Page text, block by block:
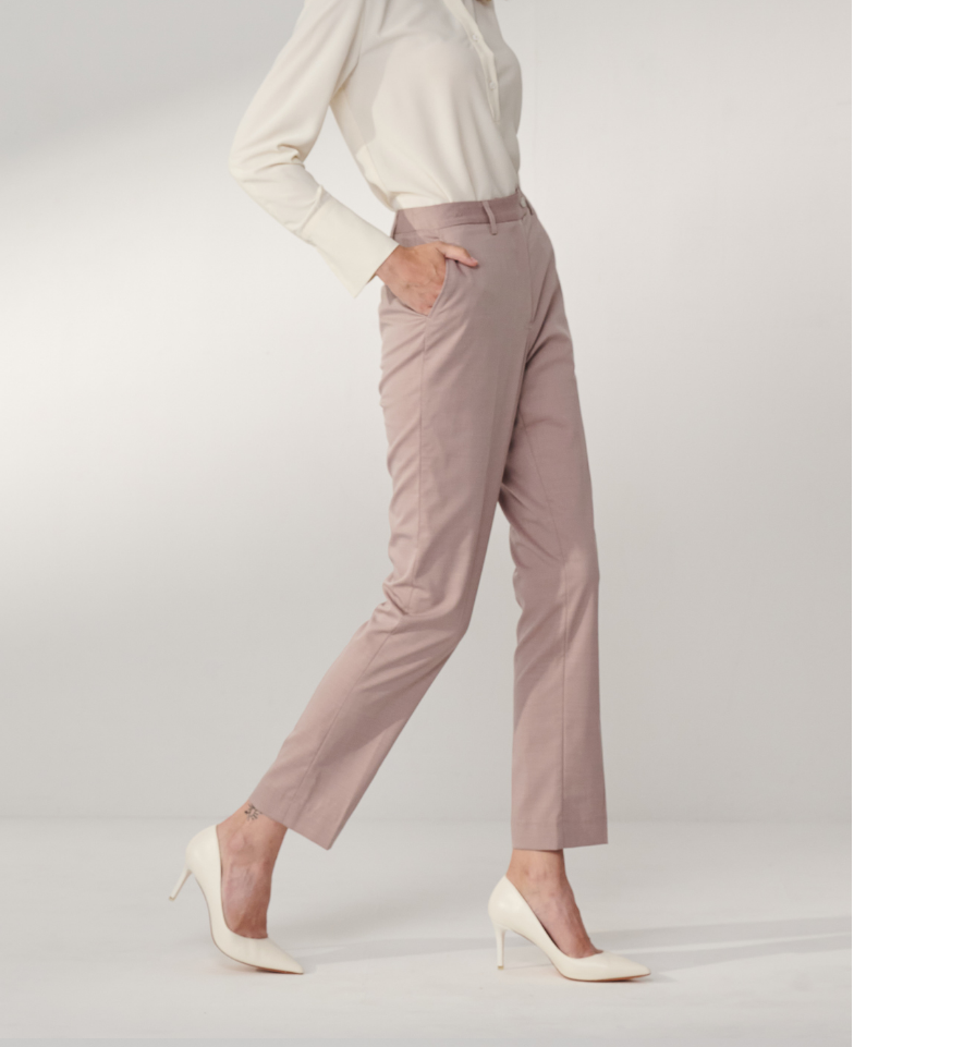
３．未成年的使用者請事先徵得法定代理人或監護人之同意方可使用
「AFTEE先享後付」，若未經同意申辦者引起之損失，本公司不負相關責
４．使用「AFTEE先享後付」時，將依據個別帳號之用戶狀況，依本公司
即時審查核予不同之上限額度；若仍有額度不足之情形，本公司將視審查
結果請求用戶進行身份認證。
５．嚴禁一人註冊多個帳號或使用他人資訊註冊。若發現惡意使用之情
形，恩沛科技股份有限公司將有權停止該用戶之使用額度並採取法律行